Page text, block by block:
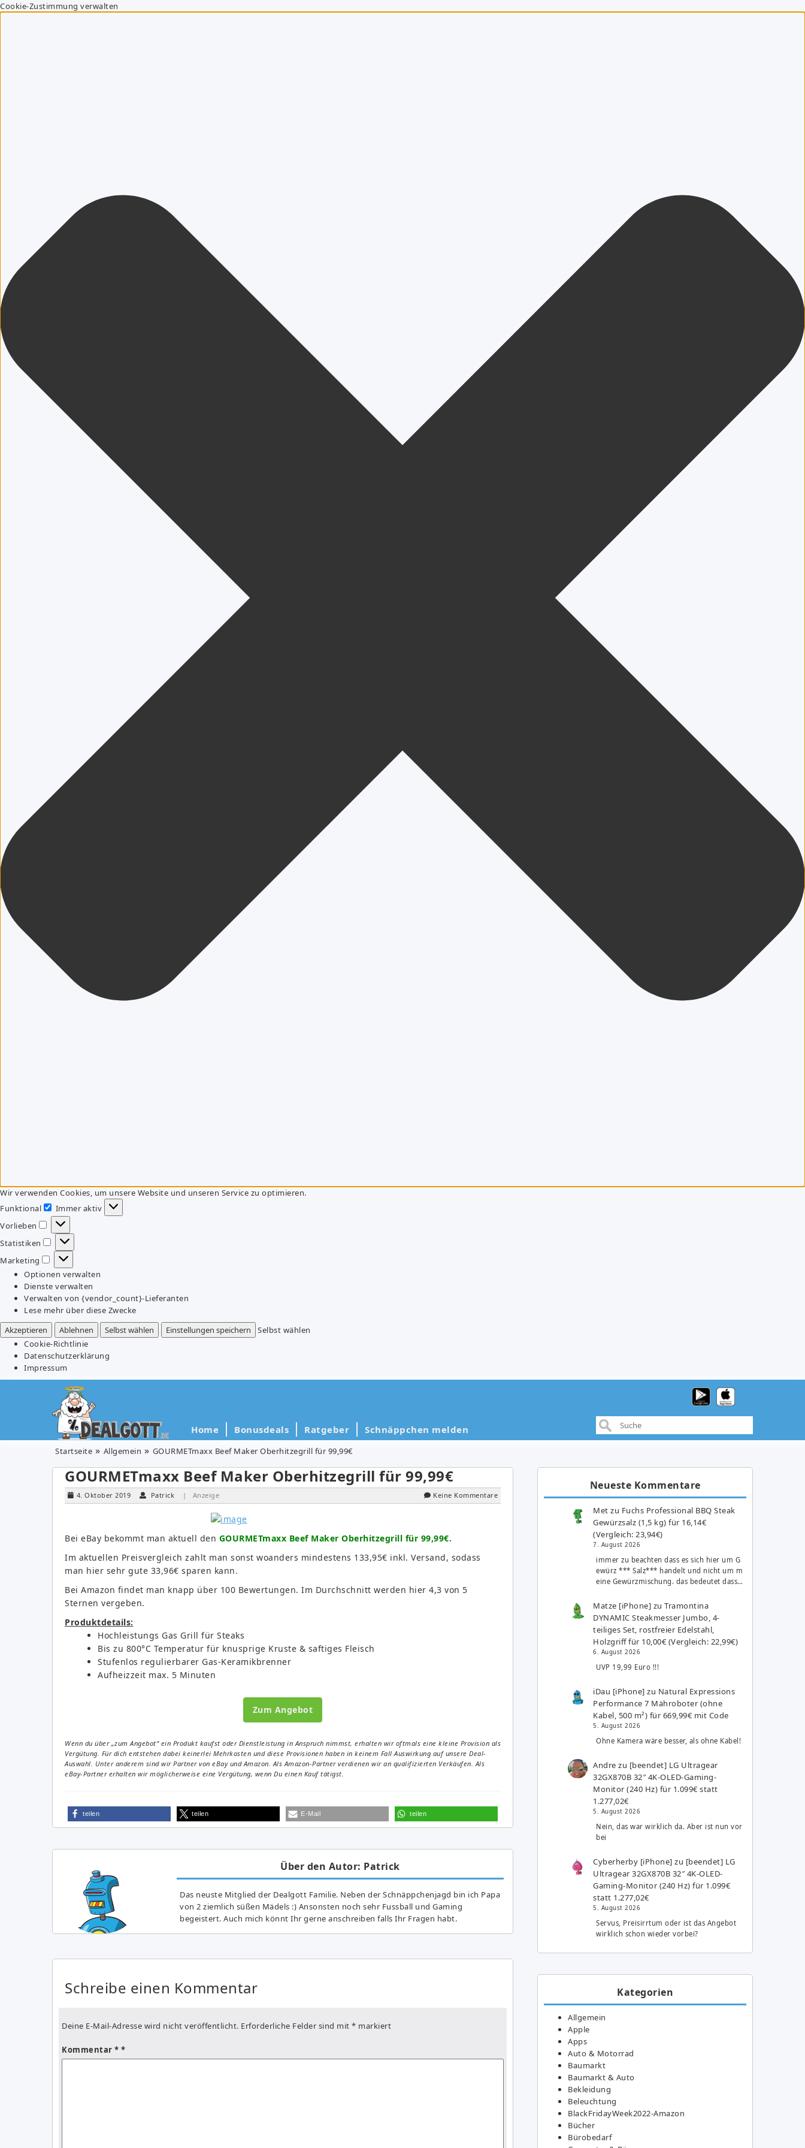
Cookie-Zustimmung verwalten
Wir verwenden Cookies, um unsere Website und unseren Service zu optimieren.
Funktional
Funktional
Immer aktiv
Vorlieben
Vorlieben
Statistiken
Statistiken
Marketing
Marketing
Optionen verwalten
Dienste verwalten
Verwalten von {vendor_count}-Lieferanten
Lese mehr über diese Zwecke
Akzeptieren
Ablehnen Selbst wählen Einstellungen speichern
Selbst wählen
Cookie-Richtlinie
Datenschutzerklärung
Impressum
Home Bonusdeals Ratgeber Schnäppchen melden
Startseite Allgemein GOURMETmaxx Beef Maker Oberhitzegrill für 99,99€
GOURMETmaxx Beef Maker Oberhitzegrill für 99,99€
4. Oktober 2019 Patrick | Anzeige Keine Kommentare
Bei eBay bekommt man aktuell den GOURMETmaxx Beef Maker Oberhitzegrill für 99,99€.
Im aktuellen Preisvergleich zahlt man sonst woanders mindestens 133,95€ inkl. Versand, sodass
man hier sehr gute 33,96€ sparen kann.
Bei Amazon findet man knapp über 100 Bewertungen. Im Durchschnitt werden hier 4,3 von 5
Sternen vergeben.
Produktdetails:
Hochleistungs Gas Grill für Steaks
Bis zu 800°C Temperatur für knusprige Kruste & saftiges Fleisch
Stufenlos regulierbarer Gas-Keramikbrenner
Aufheizzeit max. 5 Minuten
Zum Angebot
Wenn du über „zum Angebot“ ein Produkt kaufst oder Dienstleistung in Anspruch nimmst, erhalten wir oftmals eine kleine Provision als
Vergütung. Für dich entstehen dabei keinerlei Mehrkosten und diese Provisionen haben in keinem Fall Auswirkung auf unsere Deal-
Auswahl. Unter anderem sind wir Partner von eBay und Amazon. Als Amazon-Partner verdienen wir an qualifizierten Verkäufen. Als
eBay-Partner erhalten wir möglicherweise eine Vergütung, wenn Du einen Kauf tätigst.
teilen teilen E-Mail teilen
Über den Autor: Patrick
Das neuste Mitglied der Dealgott Familie. Neben der Schnäppchenjagd bin ich Papa
von 2 ziemlich süßen Mädels :) Ansonsten noch sehr Fussball und Gaming
begeistert. Auch mich könnt Ihr gerne anschreiben falls Ihr Fragen habt.
Schreibe einen Kommentar
Deine E-Mail-Adresse wird nicht veröffentlicht. Erforderliche Felder sind mit * markiert
Kommentar *
Neueste Kommentare
Met zu Fuchs Professional BBQ Steak
Gewürzsalz (1,5 kg) für 16,14€
(Vergleich: 23,94€)
7. August 2026
immer zu beachten dass es sich hier um G
ewürz *** Salz*** handelt und nicht um m
eine Gewürzmischung. das bedeutet dass…
Matze [iPhone] zuTramontina
DYNAMIC Steakmesser Jumbo, 4-
teiliges Set, rostfreier Edelstahl,
Holzgriff für 10,00€ (Vergleich: 22,99€)
6. August 2026
UVP 19,99 Euro !!!
iDau [iPhone] zu Natural Expressions
Performance 7 Mähroboter (ohne
Kabel, 500 m²) für 669,99€ mit Code
5. August 2026
Ohne Kamera wäre besser, als ohne Kabel!
Andre zu [beendet] LG Ultragear
32GX870B 32″ 4K-OLED-Gaming-
Monitor (240 Hz) für 1.099€ statt
1.277,02€
5. August 2026
Nein, das war wirklich da. Aber ist nun vor
bei
Cyberherby [iPhone] zu [beendet] LG
Ultragear 32GX870B 32″ 4K-OLED-
Gaming-Monitor (240 Hz) für 1.099€
statt 1.277,02€
5. August 2026
Servus, Preisirrtum oder ist das Angebot
wirklich schon wieder vorbei?
Kategorien
Allgemein
Apple
Apps
Auto & Motorrad
Baumarkt
Baumarkt & Auto
Bekleidung
Beleuchtung
BlackFridayWeek2022-Amazon
Bücher
Bürobedarf